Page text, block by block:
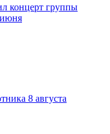
концерт группы
8 августа